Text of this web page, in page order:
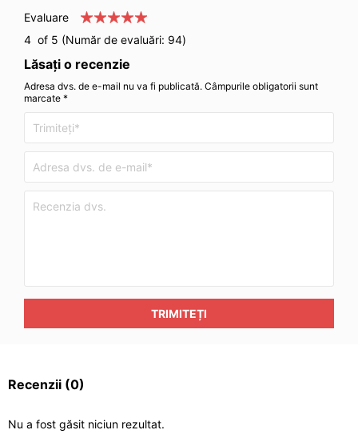
Evaluare
4 of 5 (Număr de evaluări: 94)
Lăsați o recenzie
Adresa dvs. de e-mail nu va fi publicată. Câmpurile obligatorii sunt
marcate *
TRIMITEȚI
Recenzii (0)
Nu a fost găsit niciun rezultat.